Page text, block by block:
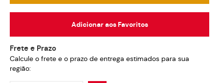
Adicionar aos Favoritos
Frete e Prazo
Calcule o frete e o prazo de entrega estimados para sua
região: